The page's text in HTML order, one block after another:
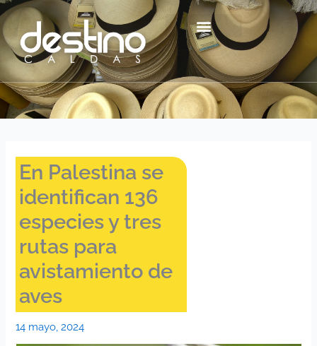
contenido
Ir
al
contenido
En Palestina se
identifican 136
especies y tres
rutas para
avistamiento de
aves
14 mayo, 2024